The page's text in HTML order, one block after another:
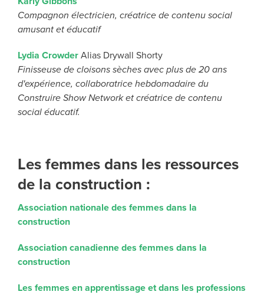
Compagnon électricien, créatrice de contenu social
amusant et éducatif
Lydia Crowder Alias Drywall Shorty
Finisseuse de cloisons sèches avec plus de 20 ans
d'expérience, collaboratrice hebdomadaire du
Construire Show Network et créatrice de contenu
social éducatif.
Les femmes dans les ressources
de la construction :
Association nationale des femmes dans la
construction
Association canadienne des femmes dans la
construction
Les femmes en apprentissage et dans les professions